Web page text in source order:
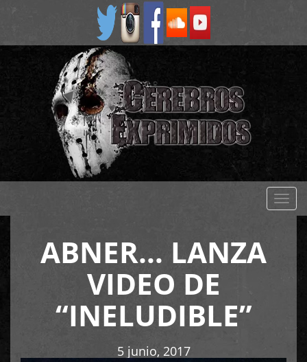
ABNER… LANZA
VIDEO DE
“INELUDIBLE”
5 junio, 2017